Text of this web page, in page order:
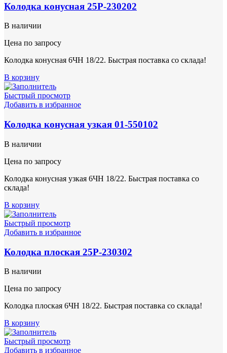
Колодка конусная 25Р-230202
В наличии
Цена по запросу
Колодка конусная 6ЧН 18/22. Быстрая поставка со склада!
В корзину
Быстрый просмотр
Добавить в избранное
Колодка конусная узкая 01-550102
В наличии
Цена по запросу
Колодка конусная узкая 6ЧН 18/22. Быстрая поставка со
склада!
В корзину
Быстрый просмотр
Добавить в избранное
Колодка плоская 25Р-230302
В наличии
Цена по запросу
Колодка плоская 6ЧН 18/22. Быстрая поставка со склада!
В корзину
Быстрый просмотр
Добавить в избранное